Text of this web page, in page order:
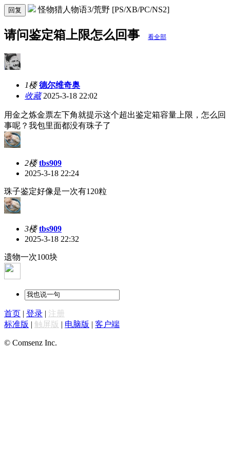
回复 怪物猎人物语3/荒野 [PS/XB/PC/NS2]
请问鉴定箱上限怎么回事 看全部
1楼 德尔维奇奥
收藏2025-3-18 22:02
用金之炼金票左下角就提示这个超出鉴定箱容量上限，怎么回
事呢？我包里面都没有珠子了
2楼 tbs909
2025-3-18 22:24
珠子鉴定好像是一次有120粒
3楼 tbs909
2025-3-18 22:32
遗物一次100块
首页 | 登录 | 注册
标准版 | 触屏版 | 电脑版 | 客户端
© Comsenz Inc.